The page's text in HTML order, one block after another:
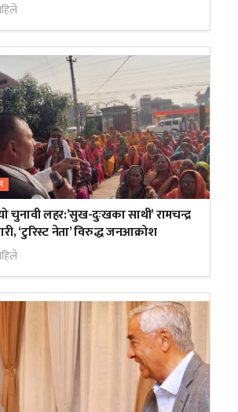
चुनावी लहर:’सुख-दुःखका साथी’ रामचन्द्र
‘टुरिस्ट नेता’ विरुद्ध जनआक्रोश